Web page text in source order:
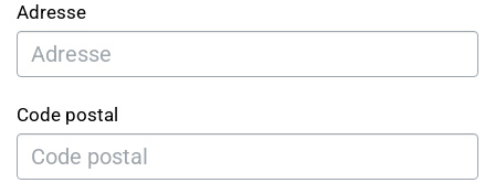
Adresse
Code postal